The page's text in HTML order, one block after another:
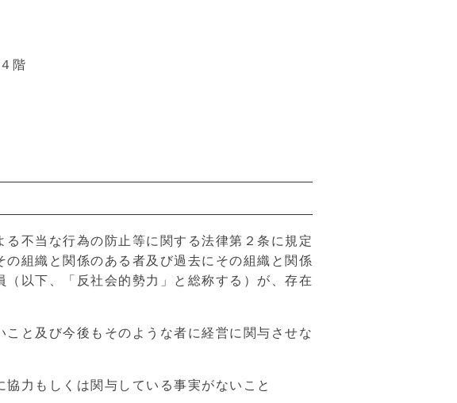
階
不当な行為の防止等に関する法律第２条に規定
組織と関係のある者及び過去にその組織と関係
以下、「反社会的勢力」と総称する）が、存在
と及び今後もそのような者に経営に関与させな
力もしくは関与している事実がないこと